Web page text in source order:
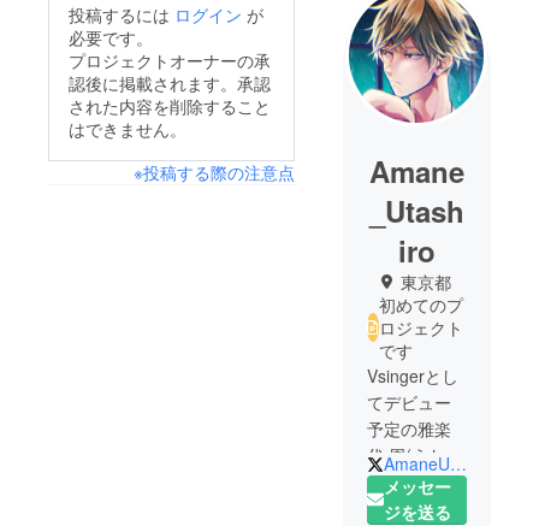
投稿するには ログイン が
必要です。
プロジェクトオーナーの承
認後に掲載されます。承認
された内容を削除すること
はできません。
※投稿する際の注意点
Amane
_Utash
iro
東京都
初めてのプ
ロジェクト
です
Vsingerとし
てデビュー
予定の雅楽
代 周(うたし
ろ あまね)で
す。
AmaneUtashiro
メッセー
ジを送る